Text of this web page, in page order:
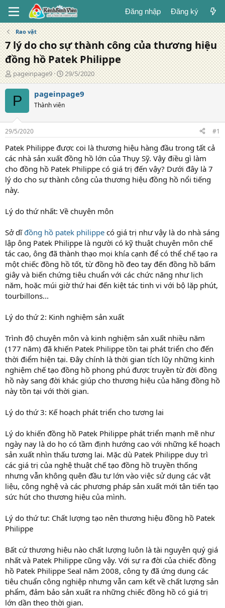
Đăng nhập Đăng ký
Rao vặt
7 lý do cho sự thành công của thương hiệu
đồng hồ Patek Philippe
T
á
c
g
ả
pageinpage9
N
g
à
đ
g
29/5/2020
P pageinpage9
Thành viên
29/5/2020 #1
Patek Philippe được coi là thương hiệu hàng đầu trong tất cả
các nhà sản xuất đồng hồ lớn của Thụy Sỹ. Vậy điều gì làm
cho đồng hồ Patek Philippe có giá trị đến vậy? Dưới đây là 7
lý do cho sự thành công của thương hiệu đồng hồ nổi tiếng
này.
Lý do thứ nhất: Về chuyên môn
Sở dĩđồng hồ patek philippe có giá trị như vậy là do nhà sáng
lập ông Patek Philippe là người có kỹ thuật chuyên môn chế
tác cao, ông đã thành thạo mọi khía cạnh để có thể chế tạo ra
một chiếc đồng hồ tốt, từ đồng hồ đeo tay đến đồng hồ bấm
giây và biến chứng tiêu chuẩn với các chức năng như lịch
năm, hoặc múi giờ thứ hai đến kiệt tác tinh vi với bộ lặp phút,
tourbillons...
Lý do thứ 2: Kinh nghiệm sản xuất
Trình độ chuyên môn và kinh nghiệm sản xuất nhiều năm
(177 năm) đã khiến Patek Philippe tồn tại phát triển cho đến
thời điểm hiện tại. Đây chính là thời gian tích lũy những kinh
nghiệm chế tạo đồng hồ phong phú được truyền từ đời đồng
hồ này sang đời khác giúp cho thương hiệu của hãng đồng hồ
này tồn tại với thời gian.
Lý do thứ 3: Kế hoạch phát triển cho tương lai
Lý do khiến đồng hồ Patek Philippe phát triển mạnh mẽ như
ngày nay là do họ có tầm định hướng cao với những kế hoạch
sản xuất nhìn thấu tương lai. Mặc dù Patek Philippe duy trì
các giá trị của nghệ thuật chế tạo đồng hồ truyền thống
nhưng vẫn không quên đầu tư lớn vào việc sử dụng các vật
liệu, công nghệ và các phương pháp sản xuất mới tân tiến tạo
sức hút cho thương hiệu của mình.
Lý do thứ tư: Chất lượng tạo nên thương hiệu đồng hồ Patek
Philippe
Bất cứ thương hiệu nào chất lượng luôn là tài nguyên quý giá
nhất và Patek Philippe cũng vậy. Với sự ra đời của chiếc đồng
hồ Patek Philippe Seal năm 2008, công ty đã ứng dụng các
tiêu chuẩn công nghiệp nhưng vẫn cam kết về chất lượng sản
phẩm, đảm bảo sản xuất ra những chiếc đồng hồ có giá trị
lớn dần theo thời gian.